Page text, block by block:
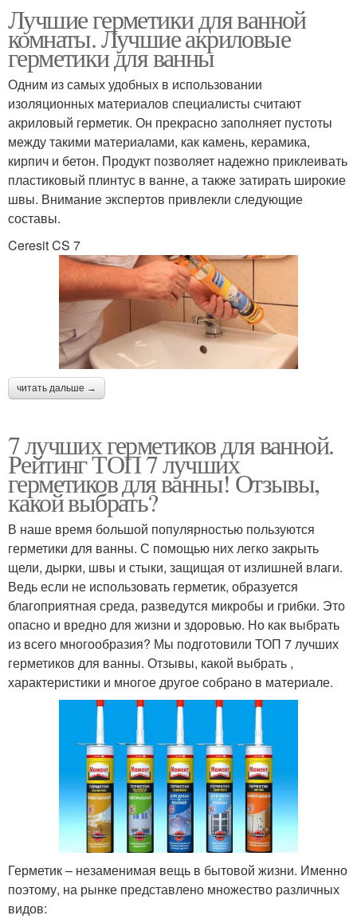
Лучшие герметики для ванной
комнаты. Лучшие акриловые
герметики для ванны
Одним из самых удобных в использовании
изоляционных материалов специалисты считают
акриловый герметик. Он прекрасно заполняет пустоты
между такими материалами, как камень, керамика,
кирпич и бетон. Продукт позволяет надежно приклеивать
пластиковый плинтус в ванне, а также затирать широкие
швы. Внимание экспертов привлекли следующие
составы.
Ceresit CS 7
читать дальше →
7 лучших герметиков для ванной.
Рейтинг ТОП 7 лучших
герметиков для ванны! Отзывы,
какой выбрать?
В наше время большой популярностью пользуются
герметики для ванны. С помощью них легко закрыть
щели, дырки, швы и стыки, защищая от излишней влаги.
Ведь если не использовать герметик, образуется
благоприятная среда, разведутся микробы и грибки. Это
опасно и вредно для жизни и здоровью. Но как выбрать
из всего многообразия? Мы подготовили ТОП 7 лучших
герметиков для ванны. Отзывы, какой выбрать ,
характеристики и многое другое собрано в материале.
Герметик – незаменимая вещь в бытовой жизни. Именно
поэтому, на рынке представлено множество различных
видов: